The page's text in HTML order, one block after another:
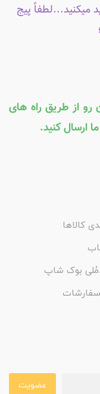
میکنید...لطفاً پیج
رو از طریق راه های
ارسال کنید.
کالاها
بوک شاپ
عضویت